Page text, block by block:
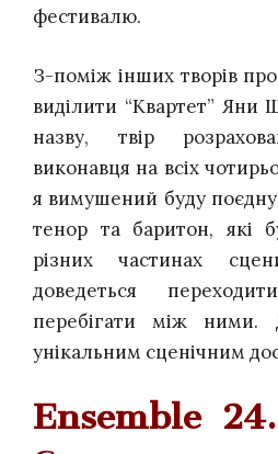
фестивалю.
З-поміж інших творів
виділити “Квартет” Яни
назву, твір
виконавця на всіх
я вимушений буду
тенор та баритон, які
різних частинах
доведеться
перебігати між
унікальним сценічним
Ensemble